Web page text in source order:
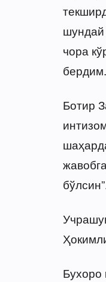
шундай
чора
Ботир